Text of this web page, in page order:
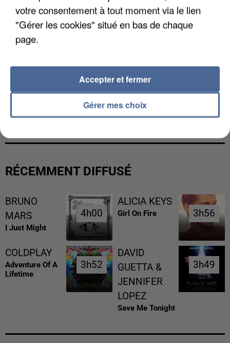
L’UN DES FONDATEURS SUPPOSÉS DE LA DZ
MAFIA INTERPELLÉ EN ALGÉRIE
RÉCEMMENT DIFFUSÉ
BRUNO
MARS
I Just Might
4h00
4h00
ALICIA KEYS
Girl On Fire 3h56
3h56
COLDPLAY
Adventure Of A
Lifetime
3h52
3h52
DAVID
GUETTA &
JENNIFER
LOPEZ
Save Me Tonight
3h49
3h49
votre consentement à tout moment via le lien
"Gérer les cookies" situé en bas de chaque
page.
Gérer mes choix
Accepter et fermer